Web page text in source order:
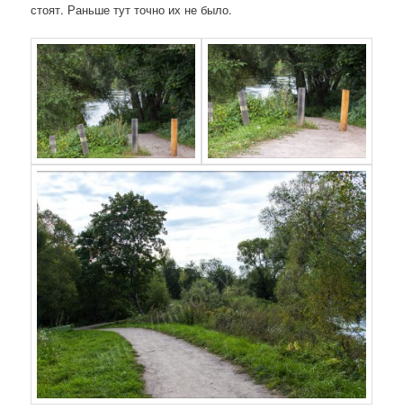
стоят. Раньше тут точно их не было.